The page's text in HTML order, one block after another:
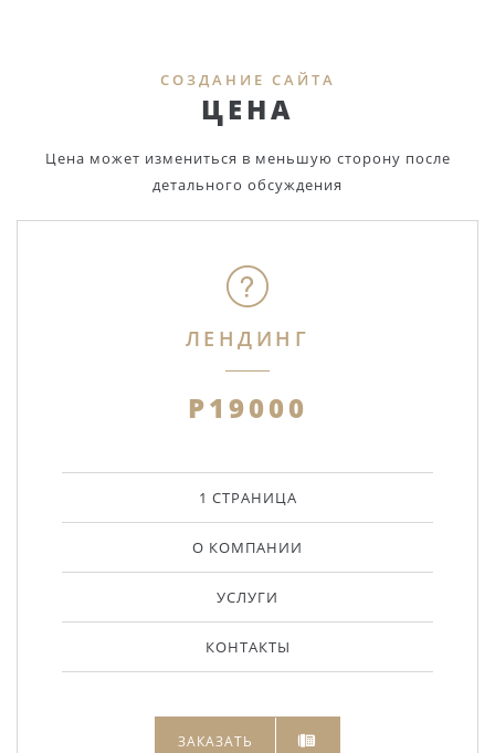
СОЗДАНИЕ САЙТА
ЦЕНА
Цена может измениться в меньшую сторону после
детального обсуждения
ЛЕНДИНГ
Р19000
1 СТРАНИЦА
О КОМПАНИИ
УСЛУГИ
КОНТАКТЫ
ЗАКАЗАТЬ